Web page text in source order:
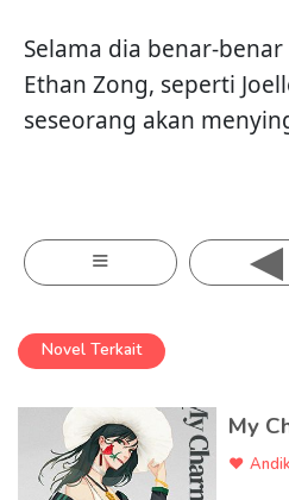
Selama dia benar-
Ethan Zong, seperti
seseorang akan
≡ ◂
Novel Terkait
My